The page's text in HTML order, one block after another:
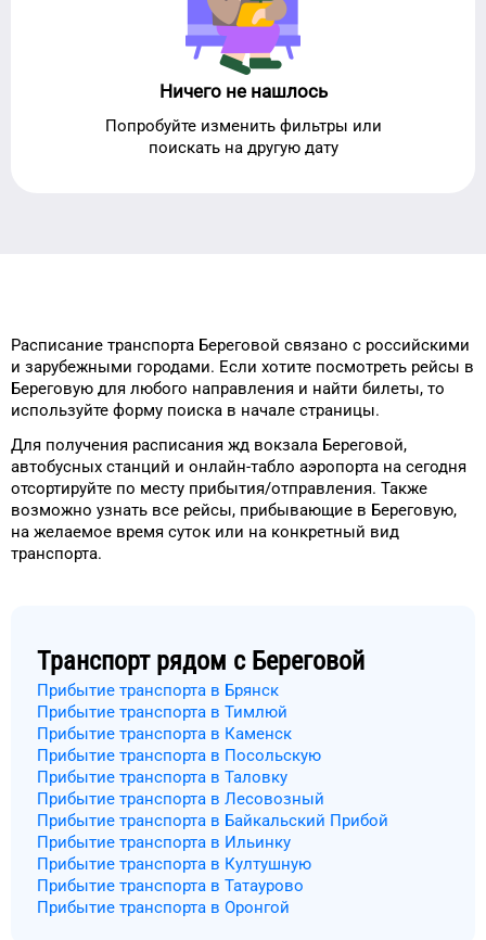
Ничего не нашлось
Попробуйте изменить фильтры или
поискать на другую дату
Расписание транспорта Береговой связано с российскими
и зарубежными городами. Если хотите посмотреть рейсы в
Береговую для любого направления и найти билеты, то
используйте форму поиска в начале страницы.
Для получения расписания жд вокзала Береговой,
автобусных станций и онлайн-табло аэропорта на сегодня
отсортируйте по месту прибытия/отправления. Также
возможно узнать все рейсы, прибывающие в Береговую,
на желаемое время суток или на конкретный вид
транспорта.
Транспорт рядом с Береговой
Прибытие транспорта в Брянск
Прибытие транспорта в Тимлюй
Прибытие транспорта в Каменск
Прибытие транспорта в Посольскую
Прибытие транспорта в Таловку
Прибытие транспорта в Лесовозный
Прибытие транспорта в Байкальский Прибой
Прибытие транспорта в Ильинку
Прибытие транспорта в Култушную
Прибытие транспорта в Татаурово
Прибытие транспорта в Оронгой